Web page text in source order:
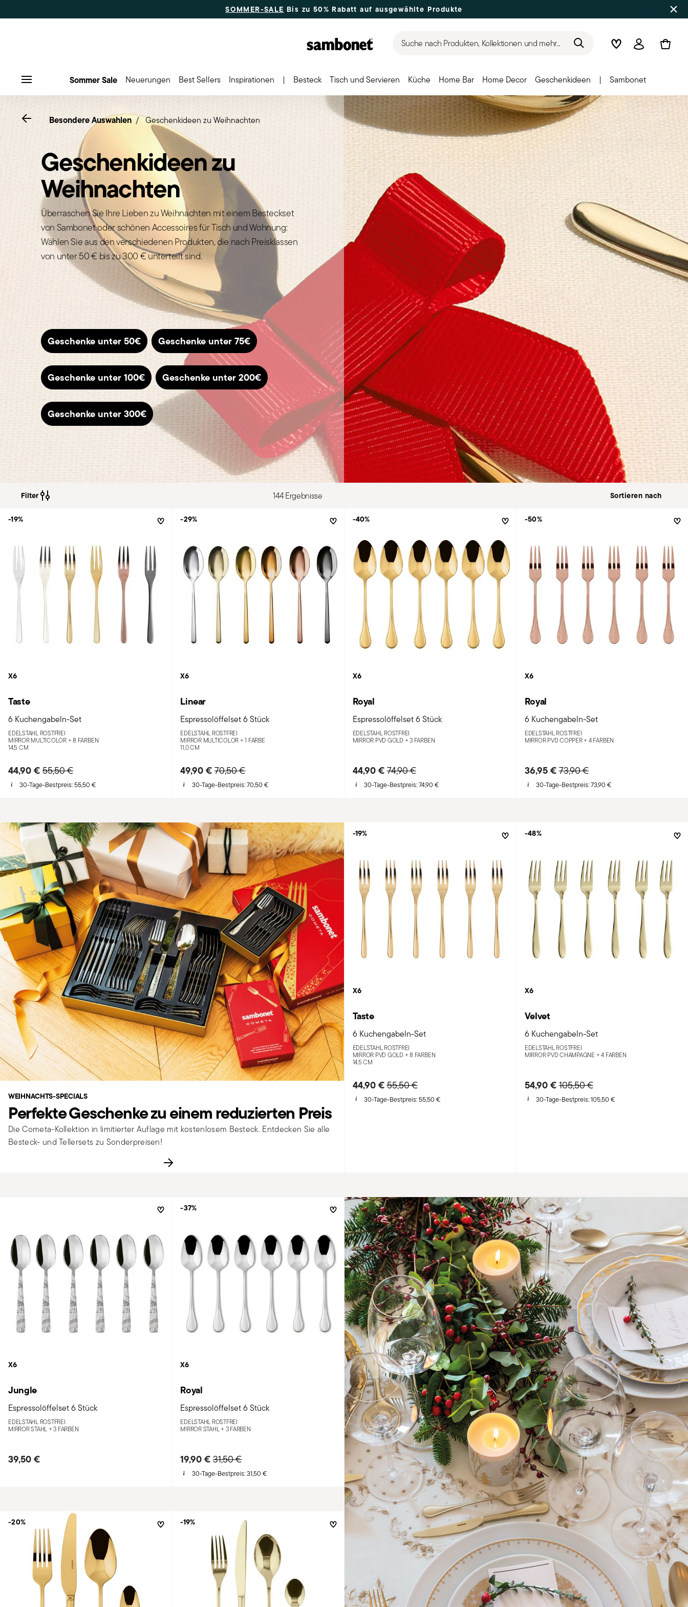
SOMMER-SALE Bis zu 50% Rabatt auf ausgewählte Produkte
Suche nach Produkten, Kollektionen und mehr... WishlistAnmelden
Sommer Sale Neuerungen Best Sellers Inspirationen | Besteck Tisch und Servieren Küche Home Bar Home Decor Geschenkideen | Sambonet
Go backBesondere Auswahlen Geschenkideen zu Weihnachten
Geschenkideen zu
Weihnachten
Überraschen Sie Ihre Lieben zu Weihnachten mit einem Besteckset
von Sambonet oder schönen Accessoires für Tisch und Wohnung:
Wählen Sie aus den verschiedenen Produkten, die nach Preisklassen
von unter 50 € bis zu 300 € unterteilt sind.
Geschenke unter 50€ Geschenke unter 75€
Geschenke unter 100€ Geschenke unter 200€
Geschenke unter 300€
Filter 144 Ergebnisse
X6
Taste
6 Kuchengabeln-Set
EDELSTAHL ROSTFREI
MIRROR MULTICOLOR +8 FARBEN
14,5 CM
44,90 € Price reduced from
55,50 €to
30-Tage-Bestpreis:55,50 €
-19%
X6
Linear
Espressolöffelset 6 Stück
EDELSTAHL ROSTFREI
MIRROR MULTICOLOR +1 FARBE
11,0 CM
49,90 €Price reduced from
70,50 €to
30-Tage-Bestpreis:70,50 €
-29%
X6
Royal
Espressolöffelset 6 Stück
EDELSTAHL ROSTFREI
MIRROR PVD GOLD +3 FARBEN
44,90 €Price reduced from
74,90 €to
30-Tage-Bestpreis:74,90 €
-40%
X6
Royal
6 Kuchengabeln-Set
EDELSTAHL ROSTFREI
MIRROR PVD COPPER + 4 FARBEN
36,95 €Price reduced from
73,90 €to
30-Tage-Bestpreis:73,90 €
-50%
X6
Taste
6 Kuchengabeln-Set
EDELSTAHL ROSTFREI
MIRROR PVD GOLD +8 FARBEN
14,5 CM
44,90 €Price reduced from
55,50 €to
30-Tage-Bestpreis:55,50 €
-19%
X6
Velvet
6 Kuchengabeln-Set
EDELSTAHL ROSTFREI
MIRROR PVD CHAMPAGNE +4 FARBEN
54,90 €Price reduced from
105,50 €to
30-Tage-Bestpreis:105,50 €
-48%
X6
Jungle
Espressolöffelset 6 Stück
EDELSTAHL ROSTFREI
MIRROR STAHL +3 FARBEN
39,50 €
X6
Royal
Espressolöffelset 6 Stück
EDELSTAHL ROSTFREI
MIRROR STAHL + 3 FARBEN
19,90 €Price reduced from
31,50 €to
30-Tage-Bestpreis:31,50 €
-37%
-20% -19%
WEIHNACHTS-SPECIALS
Perfekte Geschenke zu einem reduzierten Preis
Die Cometa-Kollektion in limitierter Auflage mit kostenlosem Besteck. Entdecken Sie alle
Besteck- und Tellersets zu Sonderpreisen!